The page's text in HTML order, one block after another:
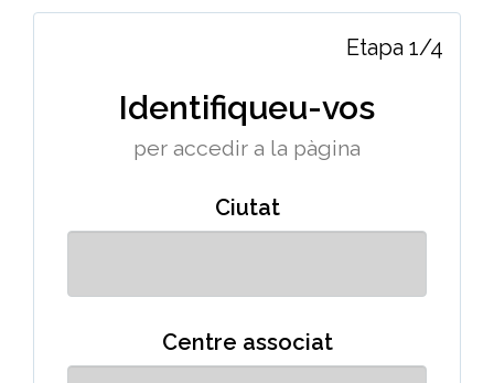
Etapa 1/4
Identifiqueu-vos
per accedir a la pàgina
Ciutat
Centre associat